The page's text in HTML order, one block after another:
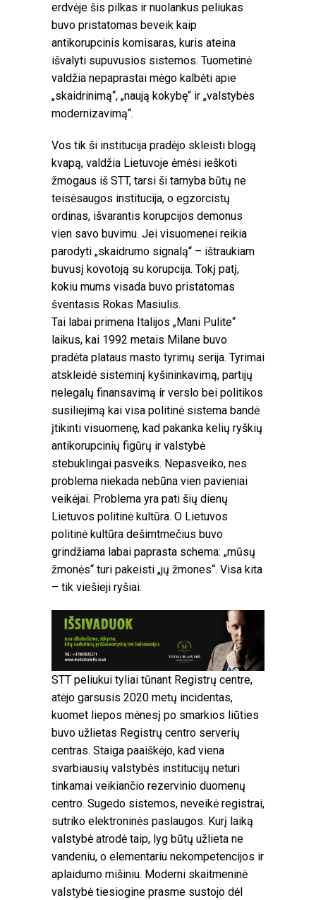
erdvėje šis pilkas ir nuolankus peliukas
buvo pristatomas beveik kaip
antikorupcinis komisaras, kuris ateina
išvalyti supuvusios sistemos. Tuometinė
valdžia nepaprastai mėgo kalbėti apie
„skaidrinimą“, „naują kokybę“ ir „valstybės
modernizavimą“.
Vos tik ši institucija pradėjo skleisti blogą
kvapą, valdžia Lietuvoje ėmėsi ieškoti
žmogaus iš STT, tarsi ši tarnyba būtų ne
teisėsaugos institucija, o egzorcistų
ordinas, išvarantis korupcijos demonus
vien savo buvimu. Jei visuomenei reikia
parodyti „skaidrumo signalą“ – ištraukiam
buvusį kovotoją su korupcija. Tokį patį,
kokiu mums visada buvo pristatomas
šventasis Rokas Masiulis.
Tai labai primena Italijos „Mani Pulite“
laikus, kai 1992 metais Milane buvo
pradėta plataus masto tyrimų serija. Tyrimai
atskleidė sisteminį kyšininkavimą, partijų
nelegalų finansavimą ir verslo bei politikos
susiliejimą kai visa politinė sistema bandė
įtikinti visuomenę, kad pakanka kelių ryškių
antikorupcinių figūrų ir valstybė
stebuklingai pasveiks. Nepasveiko, nes
problema niekada nebūna vien pavieniai
veikėjai. Problema yra pati šių dienų
Lietuvos politinė kultūra. O Lietuvos
politinė kultūra dešimtmečius buvo
grindžiama labai paprasta schema: „mūsų
žmonės“ turi pakeisti „jų žmones“. Visa kita
– tik viešieji ryšiai.
STT peliukui tyliai tūnant Registrų centre,
atėjo garsusis 2020 metų incidentas,
kuomet liepos mėnesį po smarkios liūties
buvo užlietas Registrų centro serverių
centras. Staiga paaiškėjo, kad viena
svarbiausių valstybės institucijų neturi
tinkamai veikiančio rezervinio duomenų
centro. Sugedo sistemos, neveikė registrai,
sutriko elektroninės paslaugos. Kurį laiką
valstybė atrodė taip, lyg būtų užlieta ne
vandeniu, o elementariu nekompetencijos ir
aplaidumo mišiniu. Moderni skaitmeninė
valstybė tiesiogine prasme sustojo dėl